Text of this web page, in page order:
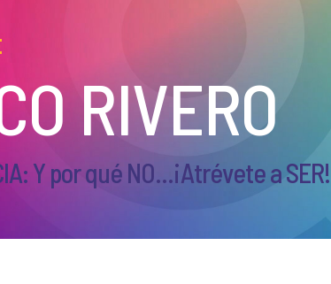
RIVERO
Y por qué NO...¡Atrévete a SER!